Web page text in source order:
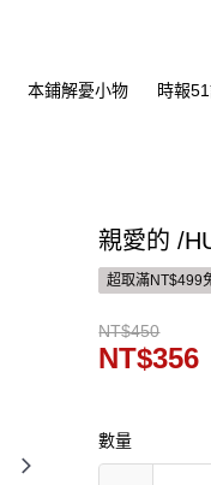
本鋪解憂小物 時報
親愛的 /
超取滿NT$499
NT$450
NT$356
數量